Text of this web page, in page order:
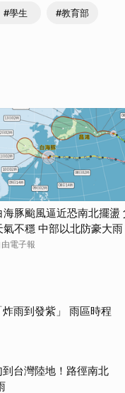
#學生 #教育部
海豚颱風逼近恐南北擺盪
氣不穩 中部以北防豪大雨
由電子報
雨到發紫」 雨區時程
台灣陸地！路徑南北